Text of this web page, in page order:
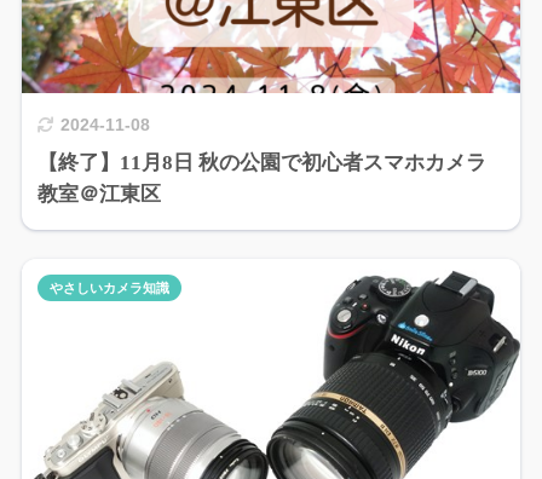
2024-11-08
【終了】11月8日 秋の公園で初心者スマホカメラ
教室＠江東区
やさしいカメラ知識